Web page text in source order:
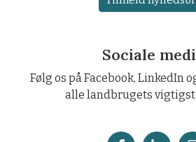
Sociale
Følg os på Facebook, LinkedIn
alle landbrugets